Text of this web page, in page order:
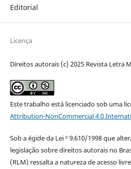
Editorial
Licença
Direitos autorais (c) 2025 Revista Letra
Este trabalho está licenciado sob uma
Attribution-NonCommercial 4.0
Sob a égide da Lei º 9.610/1998 que
legislação sobre direitos autorais no
(RLM) ressalta a natureza de acesso